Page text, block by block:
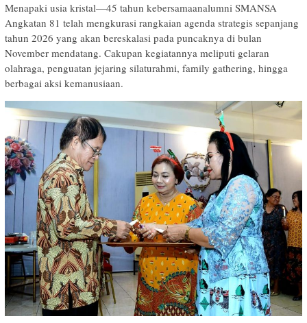
Menapaki usia kristal—45 tahun kebersamaanalumni SMANSA
Angkatan 81 telah mengkurasi rangkaian agenda strategis sepanjang
tahun 2026 yang akan bereskalasi pada puncaknya di bulan
November mendatang. Cakupan kegiatannya meliputi gelaran
olahraga, penguatan jejaring silaturahmi, family gathering, hingga
berbagai aksi kemanusiaan.